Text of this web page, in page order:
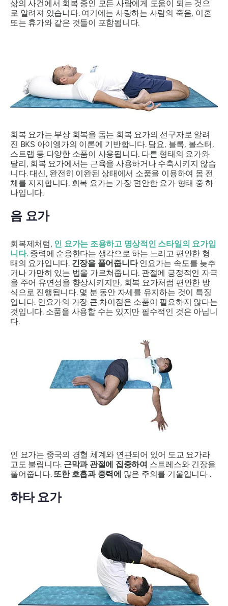
삶의 사건에서 회복 중인 모든 사람에게 도움이 되는 것으
로 알려져 있습니다. 여기에는 사랑하는 사람의 죽음, 이혼
또는 휴가와 같은 것들이 포함됩니다.
회복 요가는 부상 회복을 돕는 회복 요가의 선구자로 알려
진 BKS 아이엥가의 이론에 기반합니다. 담요, 블록, 볼스터,
스트랩 등 다양한 소품이 사용됩니다. 다른 형태의 요가와
달리, 회복 요가에서는 근육을 사용하거나 수축시키지 않습
니다. 대신, 완전히 이완된 상태에서 소품을 이용하여 몸 전
체를 지지합니다. 회복 요가는 가장 편안한 요가 형태 중 하
나입니다.
음 요가
회복제처럼, 인 요가는 조용하고 명상적인 스타일의 요가입
니다. 중력에 순응한다는 생각으로 하는 느리고 편안한 형
태의 요가입니다. 긴장을 풀어줍니다인요가는 속도를 늦추
거나 가만히 있는 법을 가르쳐줍니다. 관절에 긍정적인 자극
을 주어 유연성을 향상시키지만, 회복 요가처럼 편안한 방
식으로 진행됩니다. 몇 분 동안 자세를 유지하는 것이 특징
입니다. 인요가의 가장 큰 차이점은 소품이 필요하지 않다는
것입니다. 소품을 사용할 수는 있지만 필수적인 것은 아닙니
다.
인 요가는 중국의 경혈 체계와 연관되어 있어 도교 요가라
고도 불립니다. 근막과 관절에 집중하여 스트레스와 긴장을
풀어줍니다. 또한 호흡과 중력에 많은 주의를 기울입니다 .
하타 요가